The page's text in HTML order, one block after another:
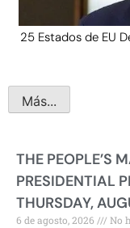
25 Estados de EU
Más...
THE PEOPLE’S
PRESIDENTIAL
THURSDAY,
6 de agosto, 2026 No